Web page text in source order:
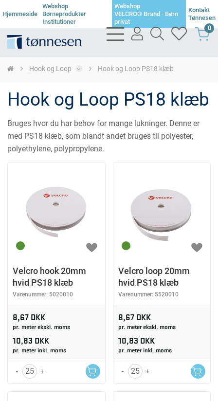
Hjemmeside
Webshop
Børneprodukter
Institutioner
Webshop
VELCRO® Brand - Børn
privat
Kontakt
Tønnesen
bars
light
user
searchheart 0
Hook og Loop Hook og Loop PS18 klæb
Hook og Loop PS18 klæb
Bruges hvor du har behov for mange lukninger. Denne er
med PS18 klæb, som blandt andet bruges til polyester,
polyethylene, polypropylene.
Velcro hook 20mm
hvid PS18 klæb
Varenummer: 5020010
8,67 DKK
pr. meter ekskl. moms
10,83 DKK
pr. meter inkl. moms
- +
Velcro loop 20mm
hvid PS18 klæb
Varenummer: 5520010
8,67 DKK
pr. meter ekskl. moms
10,83 DKK
pr. meter inkl. moms
- +